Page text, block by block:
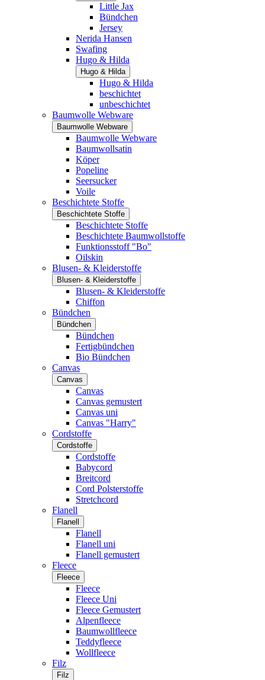
Little Jax
Bündchen
Jersey
Nerida Hansen
Swafing
Hugo & Hilda
Hugo & Hilda
Hugo & Hilda
beschichtet
unbeschichtet
Baumwolle Webware
Baumwolle Webware
Baumwolle Webware
Baumwollsatin
Köper
Popeline
Seersucker
Voile
Beschichtete Stoffe
Beschichtete Stoffe
Beschichtete Stoffe
Beschichtete Baumwollstoffe
Funktionsstoff "Bo"
Oilskin
Blusen- & Kleiderstoffe
Blusen- & Kleiderstoffe
Blusen- & Kleiderstoffe
Chiffon
Bündchen
Bündchen
Bündchen
Fertigbündchen
Bio Bündchen
Canvas
Canvas
Canvas
Canvas gemustert
Canvas uni
Canvas "Harry"
Cordstoffe
Cordstoffe
Cordstoffe
Babycord
Breitcord
Cord Polsterstoffe
Stretchcord
Flanell
Flanell
Flanell
Flanell uni
Flanell gemustert
Fleece
Fleece
Fleece
Fleece Uni
Fleece Gemustert
Alpenfleece
Baumwollfleece
Teddyfleece
Wollfleece
Filz
Filz